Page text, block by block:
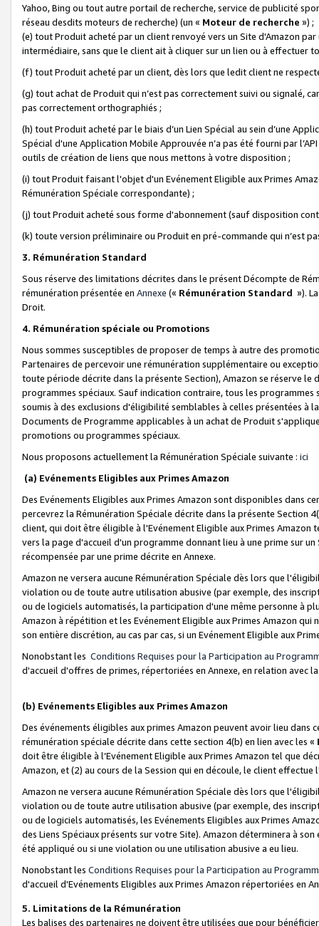
Yahoo, Bing ou tout autre portail de recherche, service de publicité
réseau desdits moteurs de recherche) (un « Moteur de recherche ») ;
(e) tout Produit acheté par un client renvoyé vers un Site d'Amazon
intermédiaire, sans que le client ait à cliquer sur un lien ou à
(f) tout Produit acheté par un client, dès lors que ledit client ne
(g) tout achat de Produit qui n’est pas correctement suivi ou signalé,
pas correctement orthographiés ;
(h) tout Produit acheté par le biais d’un Lien Spécial au sein d’une
Spécial d'une Application Mobile Approuvée n’a pas été fourni par
outils de création de liens que nous mettons à votre disposition ;
(i) tout Produit faisant l'objet d'un Evénement Eligible aux Primes
Rémunération Spéciale correspondante) ;
(j) tout Produit acheté sous forme d'abonnement (sauf disposition
(k) toute version préliminaire ou Produit en pré-commande qui n’est
3. Rémunération Standard
Sous réserve des limitations décrites dans le présent Décompte de
rémunération présentée en Annexe (« Rémunération Standard »).
Droit.
4. Rémunération spéciale ou Promotions
Nous sommes susceptibles de proposer de temps à autre des
Partenaires de percevoir une rémunération supplémentaire ou
toute période décrite dans la présente Section), Amazon se réserve
programmes spéciaux. Sauf indication contraire, tous les
soumis à des exclusions d'éligibilité semblables à celles présentées à
Documents de Programme applicables à un achat de Produit
promotions ou programmes spéciaux.
Nous proposons actuellement la Rémunération Spéciale suivante : ici
(a) Evénements Eligibles aux Primes Amazon
Des Evénements Eligibles aux Primes Amazon sont disponibles dans
percevrez la Rémunération Spéciale décrite dans la présente Section
client, qui doit être éligible à l'Evénement Eligible aux Primes Amazon
vers la page d'accueil d'un programme donnant lieu à une prime sur
récompensée par une prime décrite en Annexe.
Amazon ne versera aucune Rémunération Spéciale dès lors que
violation ou de toute autre utilisation abusive (par exemple, des
ou de logiciels automatisés, la participation d'une même personne à
Amazon à répétition et les Evénement Eligible aux Primes Amazon qui
son entière discrétion, au cas par cas, si un Evénement Eligible aux
Nonobstant les Conditions Requises pour la Participation au
d'accueil d'offres de primes, répertoriées en Annexe, en relation avec
(b) Evénements Eligibles aux Primes Amazon
Des événements éligibles aux primes Amazon peuvent avoir lieu dans
rémunération spéciale décrite dans cette section 4(b) en lien avec les «
doit être éligible à l’Evénement Eligible aux Primes Amazon tel que
Amazon, et (2) au cours de la Session qui en découle, le client
Amazon ne versera aucune Rémunération Spéciale dès lors que
violation ou de toute autre utilisation abusive (par exemple, des
ou de logiciels automatisés, les Evénements Eligibles aux Primes
des Liens Spéciaux présents sur votre Site). Amazon déterminera à
été appliqué ou si une violation ou une utilisation abusive a eu lieu.
Nonobstant les Conditions Requises pour la Participation au
d'accueil d'Evénements Eligibles aux Primes Amazon répertoriées en
5. Limitations de la Rémunération
Les balises des partenaires ne doivent être utilisées que pour